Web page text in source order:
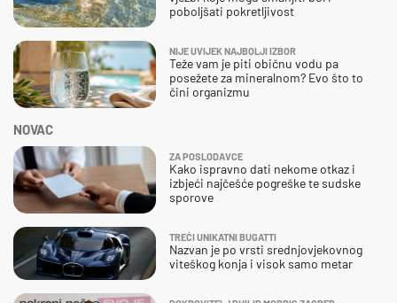
NOVAC
ZA POSLODAVCE
Kako ispravno dati nekome otkaz i
izbjeći najčešće pogreške te sudske
sporove
TREĆI UNIKATNI BUGATTI
Nazvan je po vrsti srednjovjekovnog
viteškog konja i visok samo metar
poboljšati pokretljivost
NIJE UVIJEK NAJBOLJI IZBOR
Teže vam je piti običnu vodu pa
posežete za mineralnom? Evo što to
čini organizmu